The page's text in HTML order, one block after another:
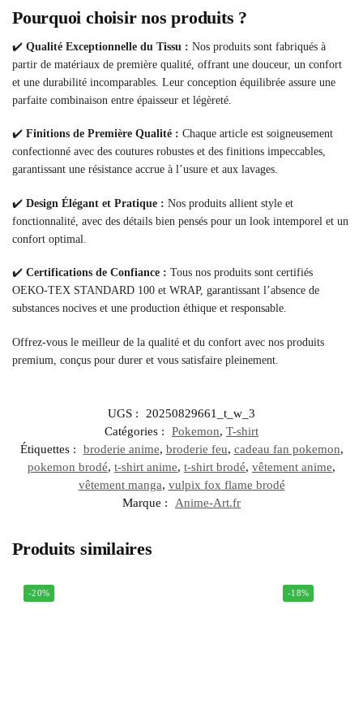
Pourquoi choisir nos produits ?
✔️ Qualité Exceptionnelle du Tissu : Nos produits sont fabriqués à
partir de matériaux de première qualité, offrant une douceur, un confort
et une durabilité incomparables. Leur conception équilibrée assure une
parfaite combinaison entre épaisseur et légèreté.
✔️ Finitions de Première Qualité : Chaque article est soigneusement
confectionné avec des coutures robustes et des finitions impeccables,
garantissant une résistance accrue à l’usure et aux lavages.
✔️ Design Élégant et Pratique : Nos produits allient style et
fonctionnalité, avec des détails bien pensés pour un look intemporel et un
confort optimal.
✔️ Certifications de Confiance : Tous nos produits sont certifiés
OEKO-TEX STANDARD 100 et WRAP, garantissant l’absence de
substances nocives et une production éthique et responsable.
Offrez-vous le meilleur de la qualité et du confort avec nos produits
premium, conçus pour durer et vous satisfaire pleinement.
UGS :
20250829661_t_w_3
Catégories :
Pokemon, T-shirt
Étiquettes :
broderie anime, broderie feu, cadeau fan pokemon,
pokemon brodé, t-shirt anime, t-shirt brodé, vêtement anime,
vêtement manga, vulpix fox flame brodé
Marque :
Anime-Art.fr
Produits similaires
-20% -18%